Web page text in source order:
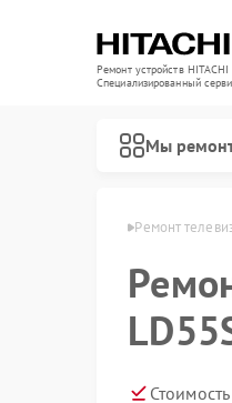
Ремонт устройств HITACHI
Специализированный
Мы
в Луганске Ремонт